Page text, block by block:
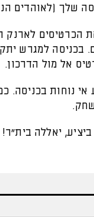
שלך (לאוהדים
לארנק
בכניסה למגרש
אל מול הדרכון.
אי נוחות בכניסה.
יאללה בית"ר!